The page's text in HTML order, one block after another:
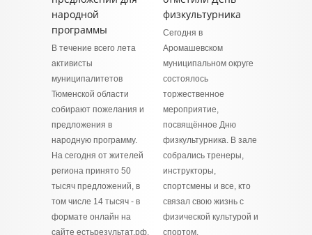
народной
программы
В течение всего лета
активисты
муниципалитетов
Тюменской области
собирают пожелания и
предложения в
народную программу.
На сегодня от жителей
региона принято 50
тысяч предложений, в
том числе 14 тысяч - в
формате онлайн на
сайте естьрезультат.рф.
физкультурника
Сегодня в
Аромашевском
муниципальном округе
состоялось
торжественное
мероприятие,
посвящённое Дню
физкультурника. В зале
собрались тренеры,
инструкторы,
спортсмены и все, кто
связал свою жизнь с
физической культурой и
спортом.